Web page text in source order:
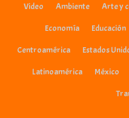
Video Ambiente Arte y
Economía Educación
Centroamérica Estados
Latinoamérica México